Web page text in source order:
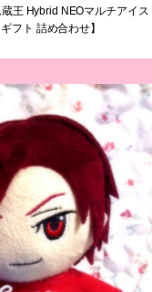
王 Hybrid NEOマルチアイス
フト 詰め合わせ】